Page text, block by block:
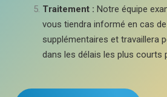
Traitement : Notre équipe
vous tiendra informé en cas
supplémentaires et travaillera
dans les délais les plus courts